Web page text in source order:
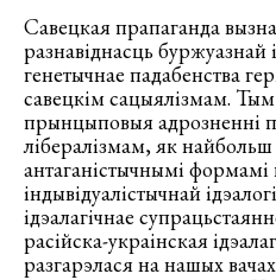
Савецкая прапаганда
разнавіднасць буржуазнай
генетычнае падабенства
савецкім сацыялізмам.
прынцыповыя адрозненні
лібералізмам, як
антаганістычнымі формамі
індывідуалістычнай
ідэалагічнае
расійска-украінская
разгарэлася на нашых